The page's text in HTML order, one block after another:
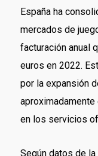
España ha
mercados de
facturación anual
euros en 2022.
por la expansión
aproximadamente
en los servicios
Según datos de